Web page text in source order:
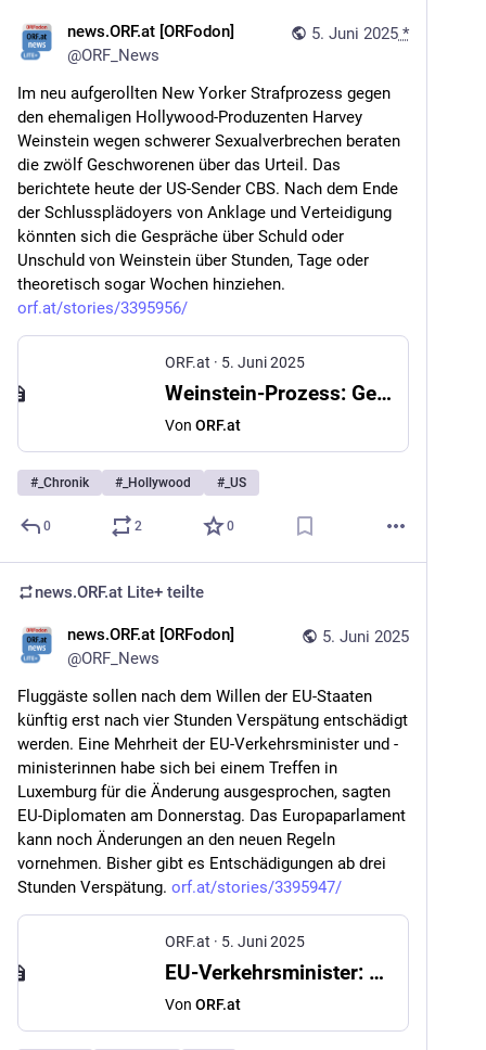
5. Juni 2025 *
news.ORF.at [ORFodon]
@ORF_News
Im neu aufgerollten New Yorker Strafprozess gegen
den ehemaligen Hollywood-Produzenten Harvey
Weinstein wegen schwerer Sexualverbrechen beraten
die zwölf Geschworenen über das Urteil. Das
berichtete heute der US-Sender CBS. Nach dem Ende
der Schlussplädoyers von Anklage und Verteidigung
könnten sich die Gespräche über Schuld oder
Unschuld von Weinstein über Stunden, Tage oder
theoretisch sogar Wochen hinziehen.
orf.at/stories/3395956/
ORF.at · 5. Juni 2025
Weinstein-Prozess: Geschworene beraten über Urteil
Von ORF.at
# _Chronik # _Hollywood # _US
0 2 0
news.ORF.at Lite+ teilte
5. Juni 2025
news.ORF.at [ORFodon]
@ORF_News
Fluggäste sollen nach dem Willen der EU-Staaten
künftig erst nach vier Stunden Verspätung entschädigt
werden. Eine Mehrheit der EU-Verkehrsminister und -
ministerinnen habe sich bei einem Treffen in
Luxemburg für die Änderung ausgesprochen, sagten
EU-Diplomaten am Donnerstag. Das Europaparlament
kann noch Änderungen an den neuen Regeln
vornehmen. Bisher gibt es Entschädigungen ab drei
Stunden Verspätung. orf.at/stories/3395947/
ORF.at · 5. Juni 2025
EU-Verkehrsminister: Geld erst nach vier Stunden Flugverspätung
Von ORF.at